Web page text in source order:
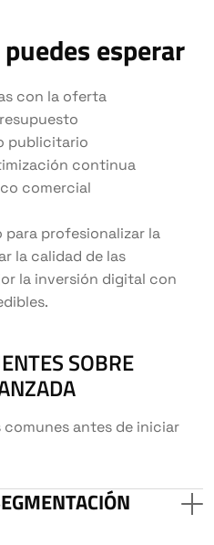
esperar
con la oferta
publicitario
continua
comercial
para profesionalizar la
la calidad de las
la inversión digital con
SOBRE
comunes antes de iniciar